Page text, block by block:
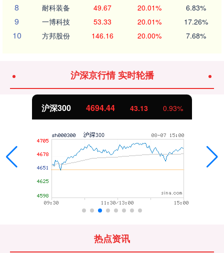
8 耐科装备 49.67 20.01% 6.83%
9 一博科技 53.33 20.01% 17.26%
10 方邦股份 146.16 20.00% 7.68%
沪深京行情 实时轮播
沪深300 4694.44 43.13 0.93%
热点资讯